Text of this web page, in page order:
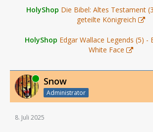
HolyShop Die Bibel: Altes Testament
geteilte Königreich
HolyShop Edgar Wallace Legends (5) -
White Face
Online Snow
Administrator
8. Juli 2025